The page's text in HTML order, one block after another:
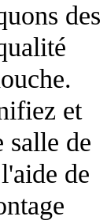
des
et
salle de
de